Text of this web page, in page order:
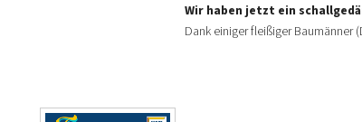
Wir haben jetzt ein
Dank einiger fleißiger Baumänner